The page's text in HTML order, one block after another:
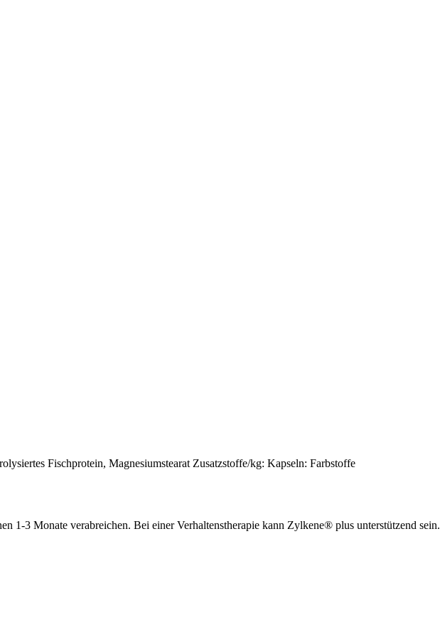
Fischprotein, Magnesiumstearat Zusatzstoffe/kg: Kapseln: Farbstoffe
1-3 Monate verabreichen. Bei einer Verhaltenstherapie kann Zylkene® plus unterstützend sein.